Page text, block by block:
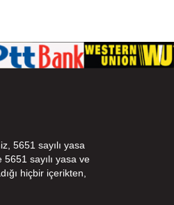
5651 sayılı yasa
sayılı yasa ve
hiçbir içerikten,